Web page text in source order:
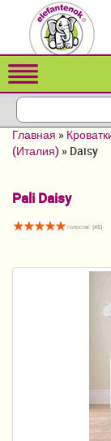
Спасибо, что
Распродажа!
Детские коляски
Кроватки для
Мебель и
Постельные
Кормление
Главная »
(Италия) » Daisy
Pali Daisy
голосов: (45)